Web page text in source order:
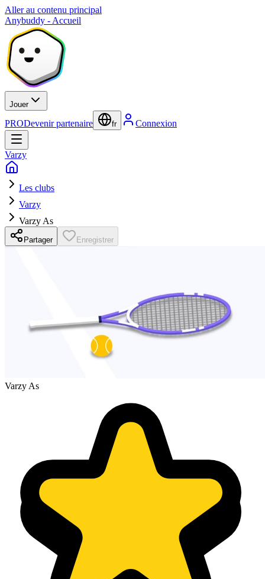
Aller au contenu principal
Anybuddy - Accueil
Jouer
PRODevenir partenaire fr Connexion
Varzy
Les clubs
Varzy
Varzy As
Partager Enregistrer
Varzy As